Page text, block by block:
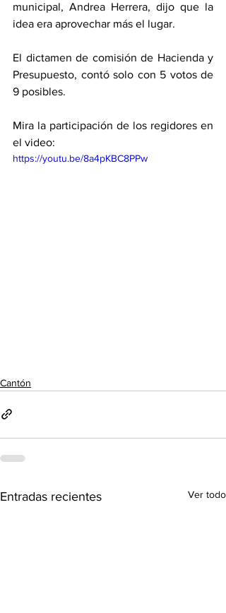
municipal, Andrea Herrera, dijo que la
idea era aprovechar más el lugar.
El dictamen de comisión de Hacienda y
Presupuesto, contó solo con 5 votos de
9 posibles.
Mira la participación de los regidores en
el video:
https://youtu.be/8a4pKBC8PPw
Cantón
Entradas recientes Ver todo